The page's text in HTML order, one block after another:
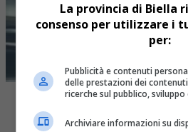
La provincia di Biella
consenso per utilizzare i
per:
Pubblicità e contenuti
delle prestazioni dei
ricerche sul pubblico, sviluppo
Archiviare informazioni su